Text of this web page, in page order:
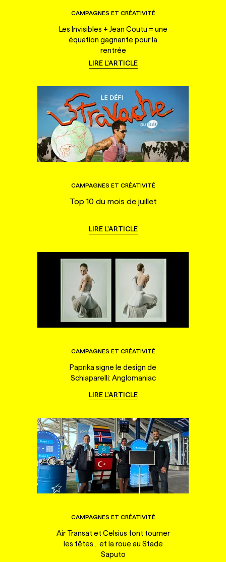
CAMPAGNES ET CRÉATIVITÉ
Les Invisibles + Jean Coutu = une
équation gagnante pour la
rentrée
LIRE L'ARTICLE
CAMPAGNES ET CRÉATIVITÉ
Top 10 du mois de juillet
LIRE L'ARTICLE
CAMPAGNES ET CRÉATIVITÉ
Paprika signe le design de
Schiaparelli: Anglomaniac
LIRE L'ARTICLE
CAMPAGNES ET CRÉATIVITÉ
Air Transat et Celsius font tourner
les têtes... et la roue au Stade
Saputo